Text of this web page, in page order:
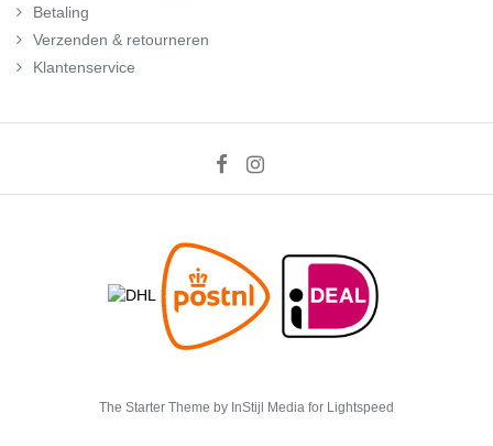
Betaling
Verzenden & retourneren
Klantenservice
The Starter Theme by InStijl Media for Lightspeed